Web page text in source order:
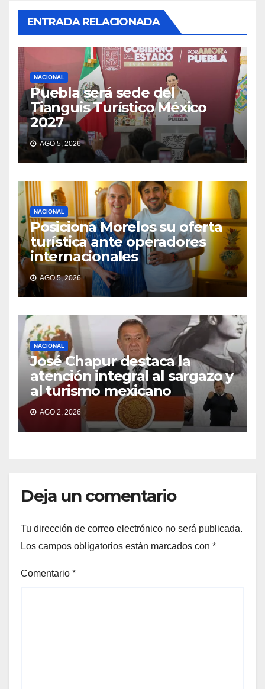
ENTRADA RELACIONADA
NACIONAL
Puebla será sede del
Tianguis Turístico México
2027
AGO 5, 2026
NACIONAL
Posiciona Morelos su oferta
turística ante operadores
internacionales
AGO 5, 2026
NACIONAL
José Chapur destaca la
atención integral al sargazo y
al turismo mexicano
AGO 2, 2026
Deja un comentario
Tu dirección de correo electrónico no será publicada.
Los campos obligatorios están marcados con *
Comentario *